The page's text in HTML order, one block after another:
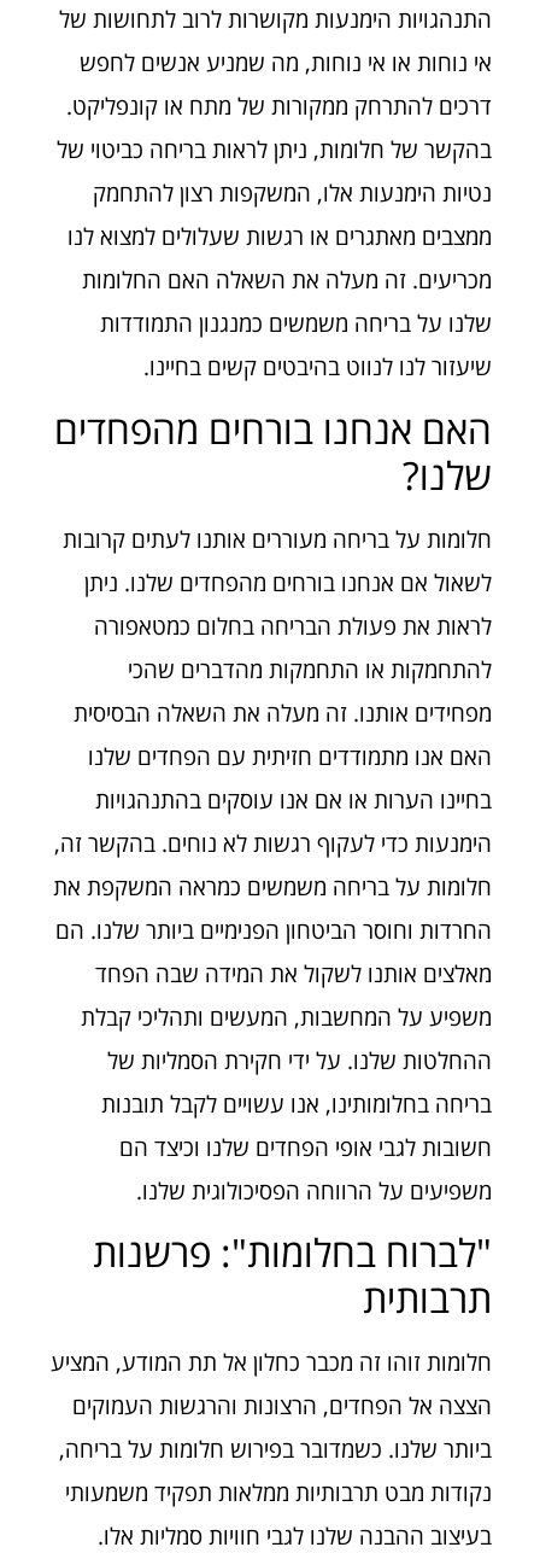
התנהגויות הימנעות מקושרות לרוב לתחושות של
אי נוחות או אי נוחות, מה שמניע אנשים לחפש
דרכים להתרחק ממקורות של מתח או קונפליקט.
בהקשר של חלומות, ניתן לראות בריחה כביטוי של
נטיות הימנעות אלו, המשקפות רצון להתחמק
ממצבים מאתגרים או רגשות שעלולים למצוא לנו
מכריעים. זה מעלה את השאלה האם החלומות
שלנו על בריחה משמשים כמנגנון התמודדות
שיעזור לנו לנווט בהיבטים קשים בחיינו.
האם אנחנו בורחים מהפחדים
שלנו?
חלומות על בריחה מעוררים אותנו לעתים קרובות
לשאול אם אנחנו בורחים מהפחדים שלנו. ניתן
לראות את פעולת הבריחה בחלום כמטאפורה
להתחמקות או התחמקות מהדברים שהכי
מפחידים אותנו. זה מעלה את השאלה הבסיסית
האם אנו מתמודדים חזיתית עם הפחדים שלנו
בחיינו הערות או אם אנו עוסקים בהתנהגויות
הימנעות כדי לעקוף רגשות לא נוחים. בהקשר זה,
חלומות על בריחה משמשים כמראה המשקפת את
החרדות וחוסר הביטחון הפנימיים ביותר שלנו. הם
מאלצים אותנו לשקול את המידה שבה הפחד
משפיע על המחשבות, המעשים ותהליכי קבלת
ההחלטות שלנו. על ידי חקירת הסמליות של
בריחה בחלומותינו, אנו עשויים לקבל תובנות
חשובות לגבי אופי הפחדים שלנו וכיצד הם
משפיעים על הרווחה הפסיכולוגית שלנו.
"לברוח בחלומות": פרשנות
תרבותית
חלומות זוהו זה מכבר כחלון אל תת המודע, המציע
הצצה אל הפחדים, הרצונות והרגשות העמוקים
ביותר שלנו. כשמדובר בפירוש חלומות על בריחה,
נקודות מבט תרבותיות ממלאות תפקיד משמעותי
בעיצוב ההבנה שלנו לגבי חוויות סמליות אלו.